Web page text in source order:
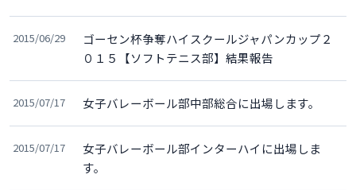
2015/06/29
ゴーセン杯争奪ハイスクールジャパンカップ２
０１５【ソフトテニス部】結果報告
2015/07/17 女子バレーボール部中部総合に出場します。
2015/07/17
女子バレーボール部インターハイに出場しま
す。